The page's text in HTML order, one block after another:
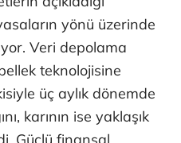
yönü üzerinde
Veri depolama
teknolojisine
üç aylık dönemde
karının ise yaklaşık